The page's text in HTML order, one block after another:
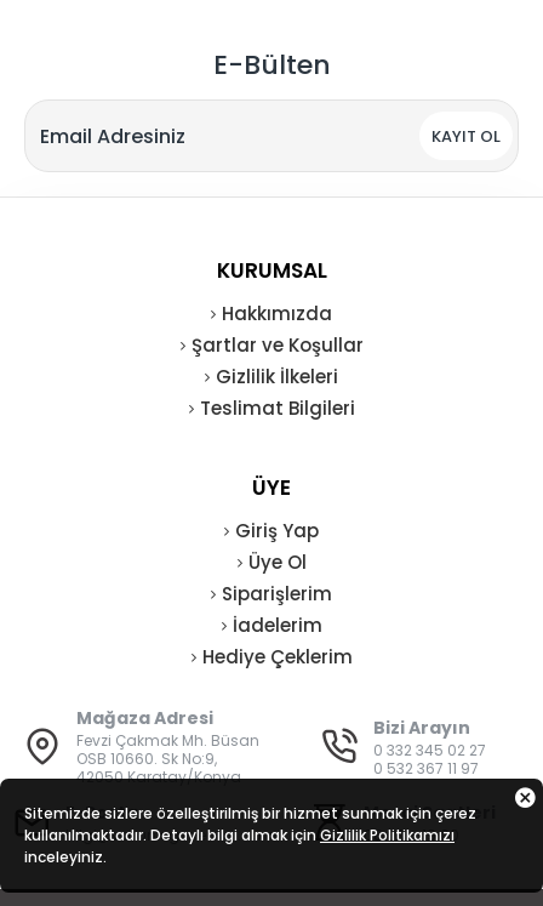
E-Bülten
KAYIT OL
KURUMSAL
Hakkımızda
Şartlar ve Koşullar
Gizlilik İlkeleri
Teslimat Bilgileri
ÜYE
Giriş Yap
Üye Ol
Siparişlerim
İadelerim
Hediye Çeklerim
Mağaza Adresi
Fevzi Çakmak Mh. Büsan
OSB 10660. Sk No:9,
42050 Karatay/Konya
Bizi Arayın
0 332 345 02 27
0 532 367 11 97
E-Posta
bilgi@vatanisguvenligi.com
Mesai Saatleri
08:00 - 19:00
Sitemizde sizlere özelleştirilmiş bir hizmet sunmak için çerez
kullanılmaktadır. Detaylı bilgi almak için Gizlilik Politikamızı
inceleyiniz.